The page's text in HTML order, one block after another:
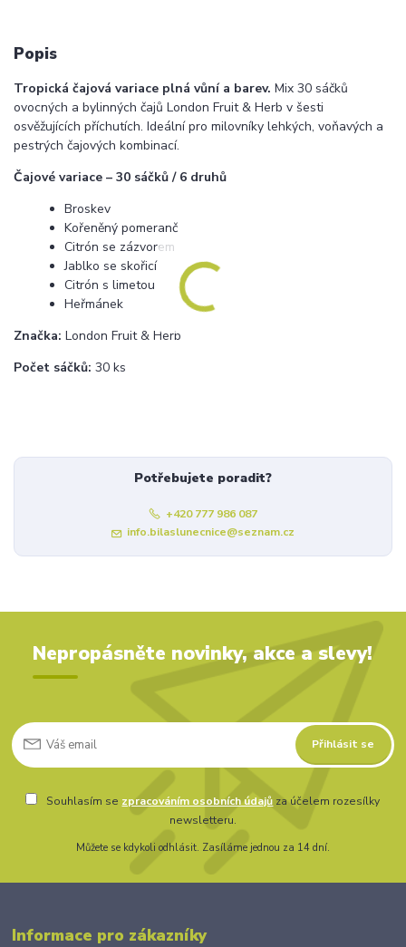
Popis
Tropická čajová variace plná vůní a barev. Mix 30 sáčků
ovocných a bylinných čajů London Fruit & Herb v šesti
osvěžujících příchutích. Ideální pro milovníky lehkých, voňavých a
pestrých čajových kombinací.
Čajové variace – 30 sáčků / 6 druhů
Broskev
Kořeněný pomeranč
Citrón se zázvorem
Jablko se skořicí
Citrón s limetou
Heřmánek
Značka: London Fruit & Herb
Počet sáčků: 30 ks
Potřebujete poradit?
+420 777 986 087
info.bilaslunecnice@seznam.cz
Nepropásněte novinky, akce a slevy!
Přihlásit se
Souhlasím se zpracováním osobních údajů za účelem rozesílky
newsletteru.
Můžete se kdykoli odhlásit. Zasíláme jednou za 14 dní.
Informace pro zákazníky